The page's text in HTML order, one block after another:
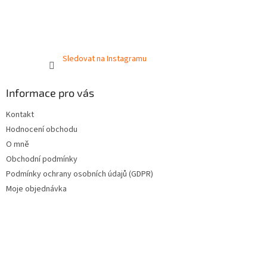
Sledovat na Instagramu
Informace pro vás
Kontakt
Hodnocení obchodu
O mně
Obchodní podmínky
Podmínky ochrany osobních údajů (GDPR)
Moje objednávka